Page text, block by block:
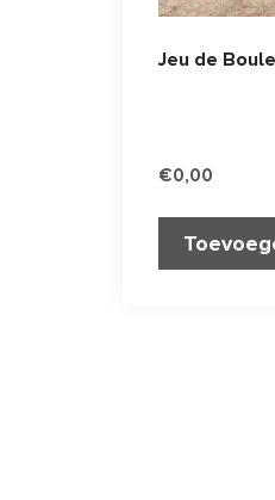
Jeu de
€0,00